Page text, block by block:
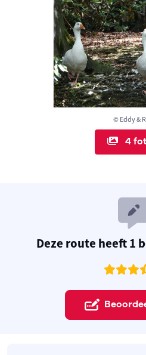
© Eddy &
4
Deze route heeft 1